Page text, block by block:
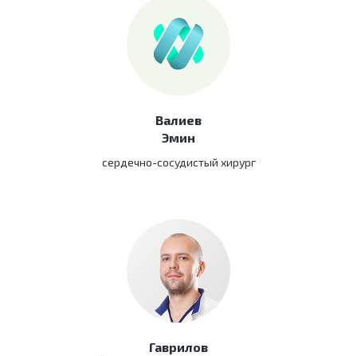
Валиев
Эмин
сердечно-сосудистый хирург
Гаврилов